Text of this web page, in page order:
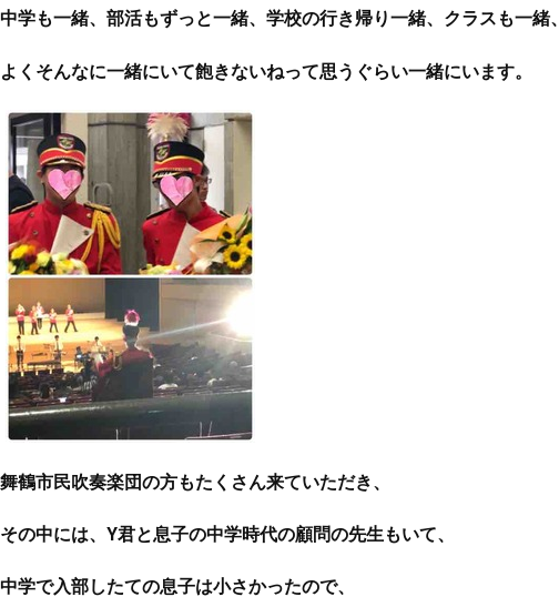
中学も一緒、部活もずっと一緒、学校の行き帰り一緒、クラスも一緒、
よくそんなに一緒にいて飽きないねって思うぐらい一緒にいます。
舞鶴市民吹奏楽団の方もたくさん来ていただき、
その中には、Y君と息子の中学時代の顧問の先生もいて、
中学で入部したての息子は小さかったので、